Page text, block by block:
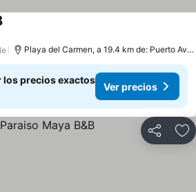
Playa del Carmen, a 19.4 km de: Puerto Aventuras
los precios exactos
Ver precios
Compartir